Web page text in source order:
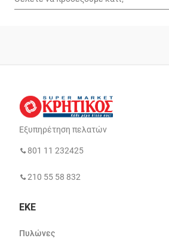
Εξυπηρέτηση πελατών
801 11 232425
210 55 58 832
ΕΚΕ
Πυλώνες